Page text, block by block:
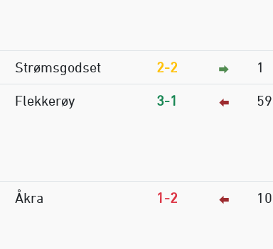
Strømsgodset 2-2 1
Flekkerøy 3-1 59
Åkra 1-2 10